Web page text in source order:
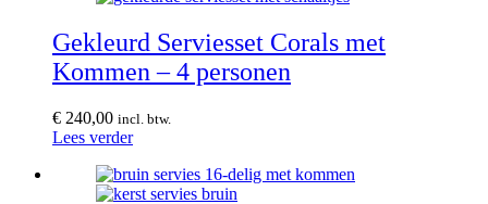
Gekleurd Serviesset Corals met
Kommen – 4 personen
€ 240,00 incl. btw.
Lees verder